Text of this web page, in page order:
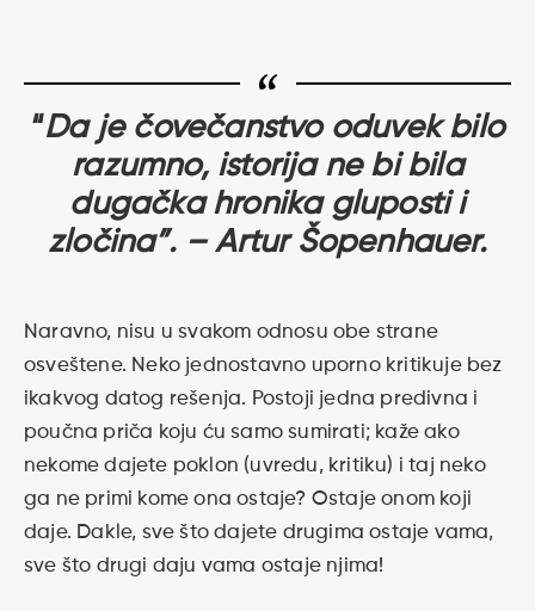
“Da je čovečanstvo oduvek bilo
razumno, istorija ne bi bila
dugačka hronika gluposti i
zločina”. – Artur Šopenhauer.
Naravno, nisu u svakom odnosu obe strane
osveštene. Neko jednostavno uporno kritikuje bez
ikakvog datog rešenja. Postoji jedna predivna i
poučna priča koju ću samo sumirati; kaže ako
nekome dajete poklon (uvredu, kritiku) i taj neko
ga ne primi kome ona ostaje? Ostaje onom koji
daje. Dakle, sve što dajete drugima ostaje vama,
sve što drugi daju vama ostaje njima!